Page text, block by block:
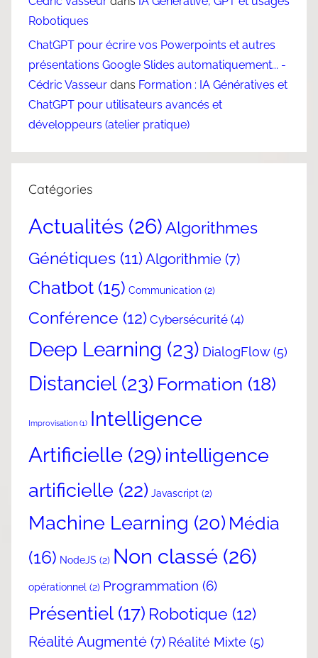
Robotiques
ChatGPT pour écrire vos Powerpoints et autres
présentations Google Slides automatiquement... -
Cédric Vasseur dans Formation : IA Génératives et
ChatGPT pour utilisateurs avancés et
développeurs (atelier pratique)
Catégories
Actualités (26) Algorithmes
Génétiques (11)Algorithmie (7)
Chatbot (15) Communication (2)
Conférence (12) Cybersécurité (4)
Deep Learning (23) DialogFlow(5)
Distanciel(23) Formation (18)
Improvisation (1) Intelligence
Artificielle (29) intelligence
artificielle (22) Javascript (2)
Machine Learning (20) Média
(16) NodeJS (2) Non classé (26)
opérationnel (2) Programmation (6)
Présentiel(17) Robotique (12)
Réalité Augmenté (7) Réalité Mixte (5)